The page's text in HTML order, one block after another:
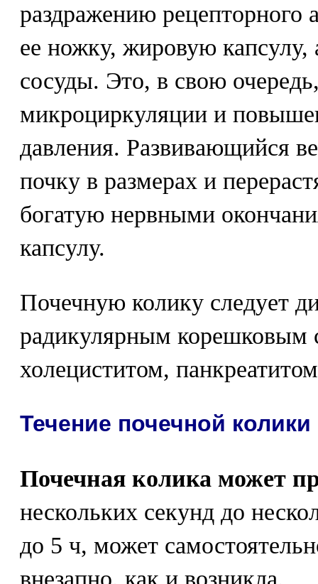
раздражению рецепторного
ее ножку, жировую
сосуды. Это, в свою
микроциркуляции и
давления. Развивающийся
почку в размерах и
богатую нервными
капсулу.
Почечную колику следует
радикулярным корешковым
холециститом,
Течение почечной колики
Почечная колика может
нескольких секунд до
до 5 ч, может
внезапно, как и возникла.